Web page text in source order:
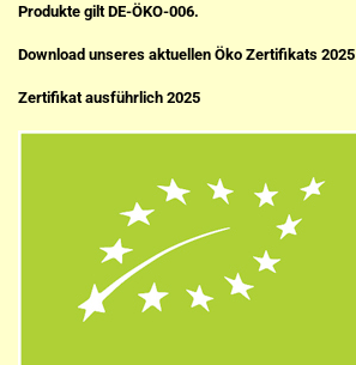
Produkte gilt DE-ÖKO-006.
Download unseres aktuellen Öko Zertifikats 2025
Zertifikat ausführlich 2025